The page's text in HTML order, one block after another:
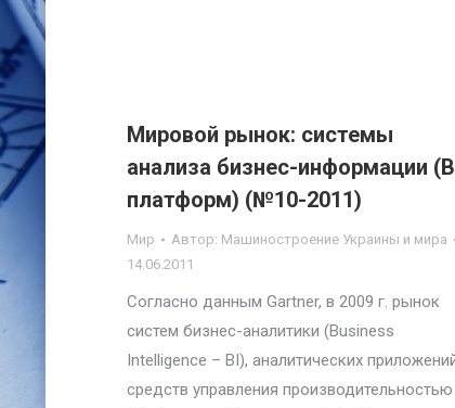
Мировой рынок: системы
анализа бизнес-информации
платформ) (№10-2011)
Мир Автор: Машиностроение Украины и мира
14.06.2011
Согласно данным Gartner, в 2009 г. рынок
систем бизнес-аналитики (Business
Intelligence – BI), аналитических
средств управления производительностью